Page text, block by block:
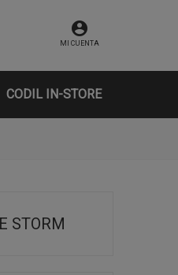
MI CUENTA
CODIL IN-STORE
STORM